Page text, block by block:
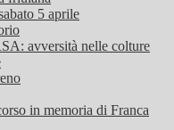
5 aprile
avversità nelle colture
in memoria di Franca